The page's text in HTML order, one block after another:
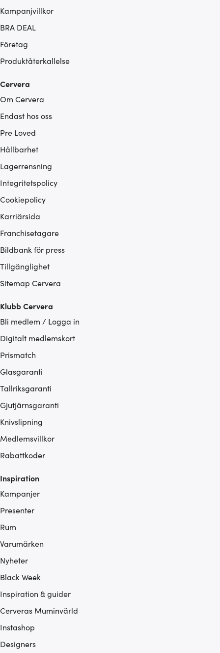
Kampanjvillkor
BRA DEAL
Företag
Produktåterkallelse
Cervera
Om Cervera
Endast hos oss
Pre Loved
Hållbarhet
Lagerrensning
Integritetspolicy
Cookiepolicy
Karriärsida
Franchisetagare
Bildbank för press
Tillgänglighet
Sitemap Cervera
Klubb Cervera
Bli medlem / Logga in
Digitalt medlemskort
Prismatch
Glasgaranti
Tallriksgaranti
Gjutjärnsgaranti
Knivslipning
Medlemsvillkor
Rabattkoder
Inspiration
Kampanjer
Presenter
Rum
Varumärken
Nyheter
Black Week
Inspiration & guider
Cerveras Muminvärld
Instashop
Designers